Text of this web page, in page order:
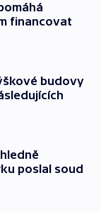
financovat
budovy
poslal soud